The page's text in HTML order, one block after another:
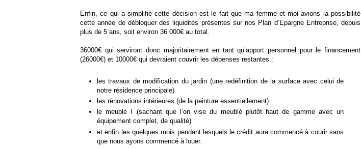
Enfin, ce qui a simplifié cette décision est le fait que ma femme et moi avions la possibilité
cette année de débloquer des liquidités présentes sur nos Plan d’Epargne Entreprise, depuis
plus de 5 ans, soit environ 36 000€ au total.
36000€ qui serviront donc majoritairement en tant qu’apport personnel pour le financement
(26000€) et 10000€ qui devraient couvrir les dépenses restantes :
les travaux de modification du jardin (une redéfinition de la surface avec celui de
notre résidence principale)
les rénovations intérieures (de la peinture essentiellement)
le meublé ! (sachant que l’on vise du meublé plutôt haut de gamme avec un
équipement complet, de qualité)
et enfin les quelques mois pendant lesquels le crédit aura commencé à courir sans
que nous ayons commencé à louer.